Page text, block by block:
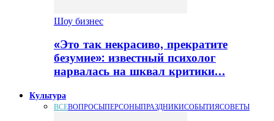
Шоу бизнес
«Это так некрасиво, прекратите
безумие»: известный психолог
нарвалась на шквал критики…
Культура
ВСЕВОПРОСЫПЕРСОНЫПРАЗДНИКИСОБЫТИЯСОВЕТЫ